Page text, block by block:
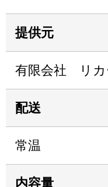
提供元
有限会社 リ
配送
常温
内容量